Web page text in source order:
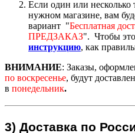
Если один или несколько
нужном магазине, вам
вариант "Бесплатная
ПРЕДЗАКАЗ". Чтобы
инструкцию, как
ВНИМАНИЕ: Заказы,
по воскресенье, будут
в понедельник.
3) Доставка по